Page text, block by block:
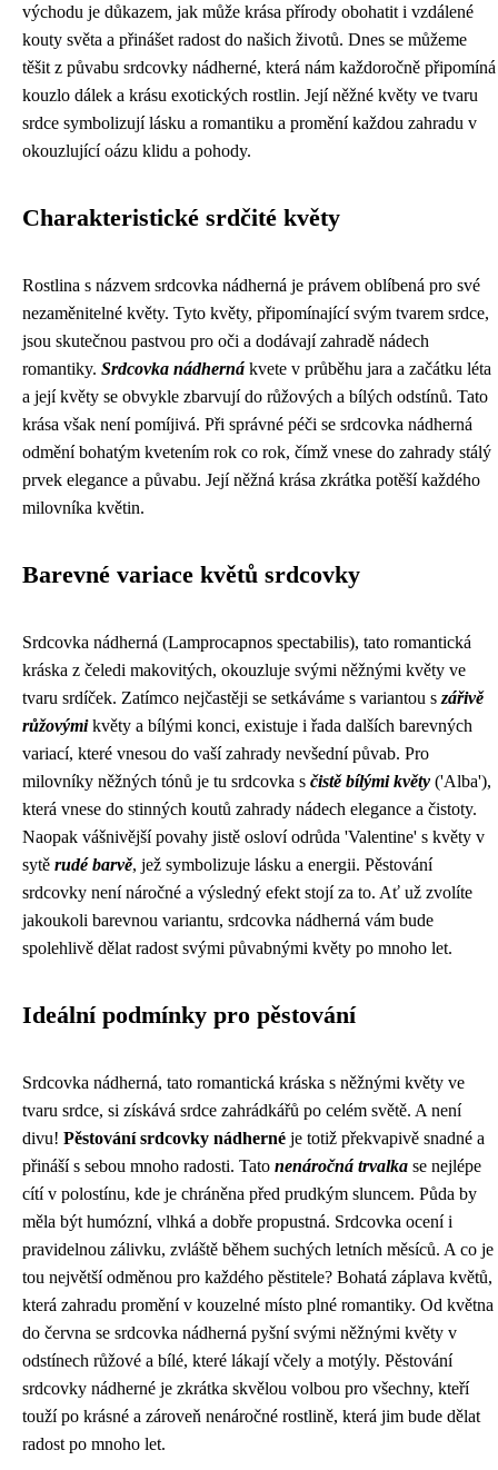
východu je důkazem, jak může krása přírody obohatit i vzdálené
kouty světa a přinášet radost do našich životů. Dnes se můžeme
těšit z půvabu srdcovky nádherné, která nám každoročně připomíná
kouzlo dálek a krásu exotických rostlin. Její něžné květy ve tvaru
srdce symbolizují lásku a romantiku a promění každou zahradu v
okouzlující oázu klidu a pohody.
Charakteristické srdčité květy
Rostlina s názvem srdcovka nádherná je právem oblíbená pro své
nezaměnitelné květy. Tyto květy, připomínající svým tvarem srdce,
jsou skutečnou pastvou pro oči a dodávají zahradě nádech
romantiky. Srdcovka nádherná kvete v průběhu jara a začátku léta
a její květy se obvykle zbarvují do růžových a bílých odstínů. Tato
krása však není pomíjivá. Při správné péči se srdcovka nádherná
odmění bohatým kvetením rok co rok, čímž vnese do zahrady stálý
prvek elegance a půvabu. Její něžná krása zkrátka potěší každého
milovníka květin.
Barevné variace květů srdcovky
Srdcovka nádherná (Lamprocapnos spectabilis), tato romantická
kráska z čeledi makovitých, okouzluje svými něžnými květy ve
tvaru srdíček. Zatímco nejčastěji se setkáváme s variantou s zářivě
růžovýmikvěty a bílými konci, existuje i řada dalších barevných
variací, které vnesou do vaší zahrady nevšední půvab. Pro
milovníky něžných tónů je tu srdcovka s čistě bílými květy ('Alba'),
která vnese do stinných koutů zahrady nádech elegance a čistoty.
Naopak vášnivější povahy jistě osloví odrůda 'Valentine' s květy v
sytě rudé barvě, jež symbolizuje lásku a energii. Pěstování
srdcovky není náročné a výsledný efekt stojí za to. Ať už zvolíte
jakoukoli barevnou variantu, srdcovka nádherná vám bude
spolehlivě dělat radost svými půvabnými květy po mnoho let.
Ideální podmínky pro pěstování
Srdcovka nádherná, tato romantická kráska s něžnými květy ve
tvaru srdce, si získává srdce zahrádkářů po celém světě. A není
divu! Pěstování srdcovky nádherné je totiž překvapivě snadné a
přináší s sebou mnoho radosti. Tato nenáročná trvalka se nejlépe
cítí v polostínu, kde je chráněna před prudkým sluncem. Půda by
měla být humózní, vlhká a dobře propustná. Srdcovka ocení i
pravidelnou zálivku, zvláště během suchých letních měsíců. A co je
tou největší odměnou pro každého pěstitele? Bohatá záplava květů,
která zahradu promění v kouzelné místo plné romantiky. Od května
do června se srdcovka nádherná pyšní svými něžnými květy v
odstínech růžové a bílé, které lákají včely a motýly. Pěstování
srdcovky nádherné je zkrátka skvělou volbou pro všechny, kteří
touží po krásné a zároveň nenáročné rostlině, která jim bude dělat
radost po mnoho let.